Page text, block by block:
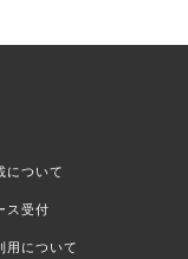
について
ス受付
用について